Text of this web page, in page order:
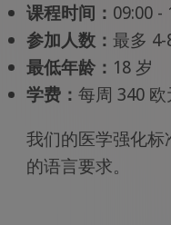
课程时间： 09:00 -
参加人数： 最多 4-
最低年龄： 18 岁
学费： 每周 340 欧
我们的医学强化
的语言要求。